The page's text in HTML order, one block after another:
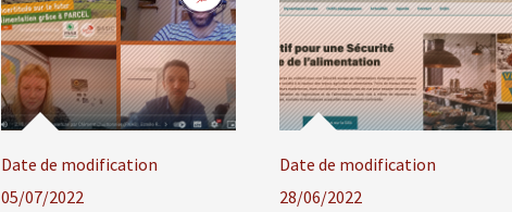
Date de modification
05/07/2022
Date de modification
28/06/2022